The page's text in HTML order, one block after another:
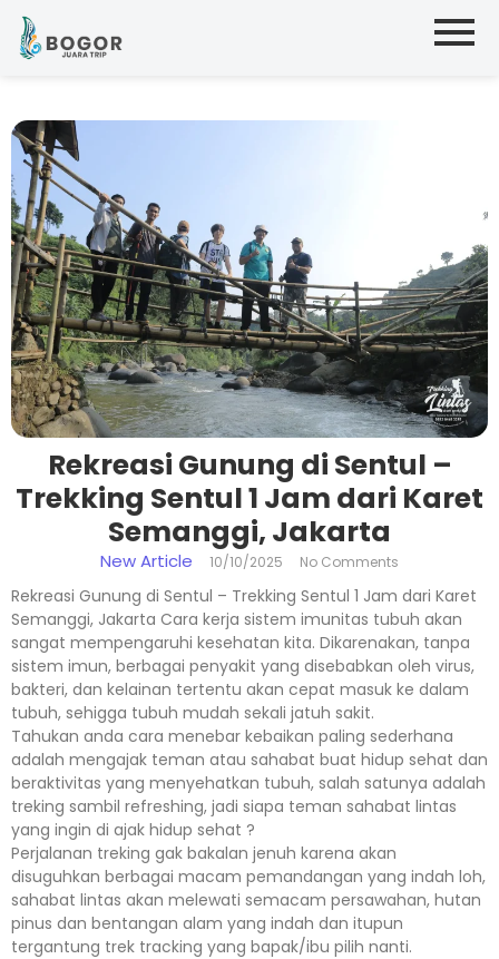
Rekreasi Gunung di Sentul –
Trekking Sentul 1 Jam dari Karet
Semanggi, Jakarta
New Article 10/10/2025 No Comments
Rekreasi Gunung di Sentul – Trekking Sentul 1 Jam dari Karet
Semanggi, Jakarta Cara kerja sistem imunitas tubuh akan
sangat mempengaruhi kesehatan kita. Dikarenakan, tanpa
sistem imun, berbagai penyakit yang disebabkan oleh virus,
bakteri, dan kelainan tertentu akan cepat masuk ke dalam
tubuh, sehigga tubuh mudah sekali jatuh sakit.
Tahukan anda cara menebar kebaikan paling sederhana
adalah mengajak teman atau sahabat buat hidup sehat dan
beraktivitas yang menyehatkan tubuh, salah satunya adalah
treking sambil refreshing, jadi siapa teman sahabat lintas
yang ingin di ajak hidup sehat ?
Perjalanan treking gak bakalan jenuh karena akan
disuguhkan berbagai macam pemandangan yang indah loh,
sahabat lintas akan melewati semacam persawahan, hutan
pinus dan bentangan alam yang indah dan itupun
tergantung trek tracking yang bapak/ibu pilih nanti.